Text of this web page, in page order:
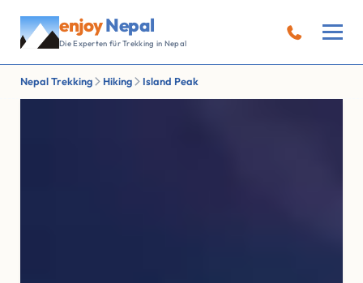
enjoyNepal
Die Experten für Trekking in Nepal
Nepal Trekking Hiking Island Peak